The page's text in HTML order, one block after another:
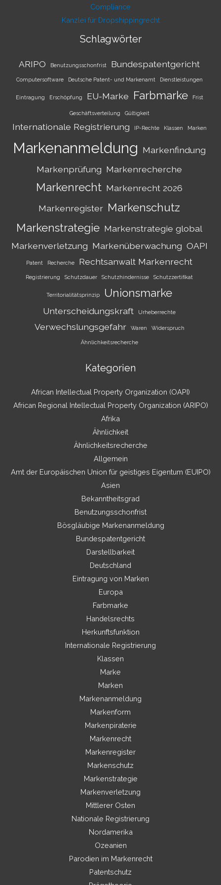
Compliance
Kanzlei für Dropshippingrecht
Schlagwörter
ARIPO Benutzungsschonfrist Bundespatentgericht
Computersoftware Deutsche Patent- und Markenamt Dienstleistungen
Eintragung Erschöpfung EU-Marke Farbmarke Frist
Geschäftsverteilung Gültigkeit
Internationale Registrierung IP-Rechte Klassen Marken
Markenanmeldung Markenfindung
Markenprüfung Markenrecherche
Markenrecht Markenrecht 2026
Markenregister Markenschutz
Markenstrategie Markenstrategie global
Markenverletzung Markenüberwachung OAPI
Patent Recherche Rechtsanwalt Markenrecht
Registrierung Schutzdauer Schutzhindernisse Schutzzertifikat
Territorialitätsprinzip Unionsmarke
Unterscheidungskraft Urheberrechte
Verwechslungsgefahr Waren Widerspruch
Ähnlichkeitsrecherche
Kategorien
African Intellectual Property Organization (OAPI)
African Regional Intellectual Property Organization (ARIPO)
Afrika
Ähnlichkeit
Ähnlichkeitsrecherche
Allgemein
Amt der Europäischen Union für geistiges Eigentum (EUIPO)
Asien
Bekanntheitsgrad
Benutzungsschonfrist
Bösgläubige Markenanmeldung
Bundespatentgericht
Darstellbarkeit
Deutschland
Eintragung von Marken
Europa
Farbmarke
Handelsrechts
Herkunftsfunktion
Internationale Registrierung
Klassen
Marke
Marken
Markenanmeldung
Markenform
Markenpiraterie
Markenrecht
Markenregister
Markenschutz
Markenstrategie
Markenverletzung
Mittlerer Osten
Nationale Registrierung
Nordamerika
Ozeanien
Parodien im Markenrecht
Patentschutz